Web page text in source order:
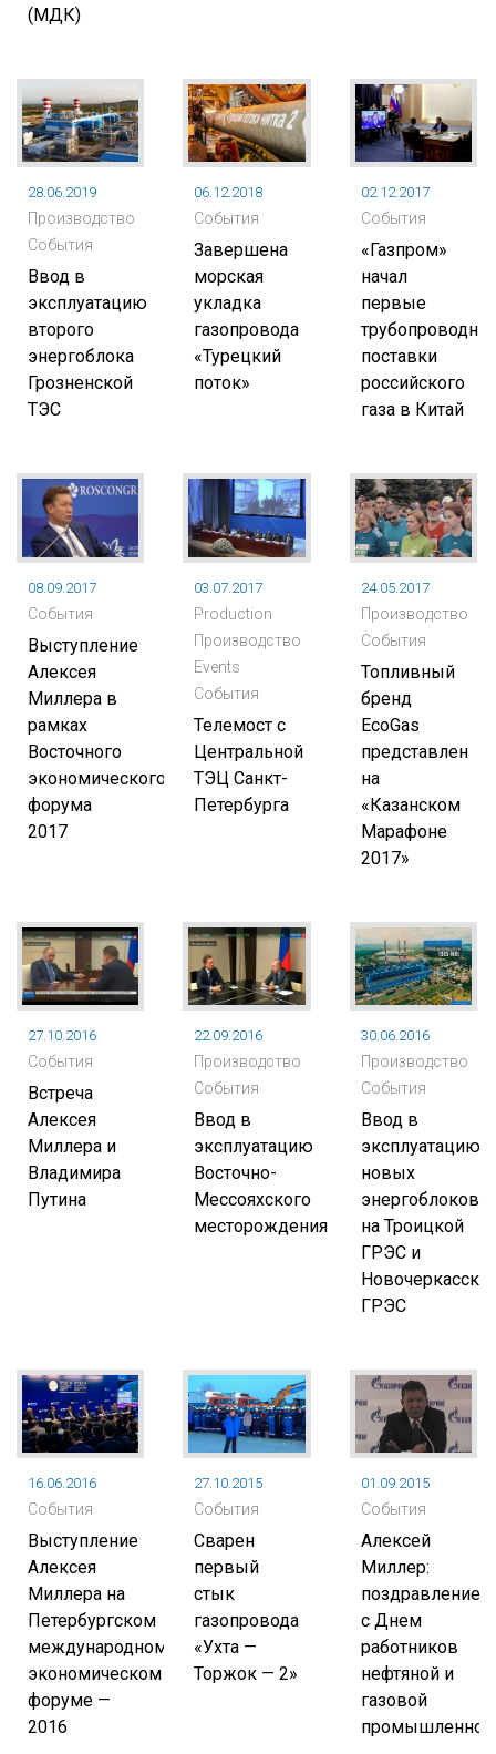
(МДК)
28.06.2019
Производство
События
Ввод в
эксплуатацию
второго
энергоблока
Грозненской
ТЭС
06.12.2018
События
Завершена
морская
укладка
газопровода
«Турецкий
поток»
02.12.2017
События
«Газпром»
начал
первые
поставки
российского
газа в Китай
08.09.2017
События
Выступление
Алексея
Миллера в
рамках
Восточного
экономического
форума
2017
03.07.2017
Production
Производство
Events
События
Телемост с
Центральной
ТЭЦ Санкт-
Петербурга
24.05.2017
Производство
События
Топливный
бренд
EcoGas
представлен
на
«Казанском
Марафоне
2017»
27.10.2016
События
Встреча
Алексея
Миллера и
Владимира
Путина
22.09.2016
Производство
События
Ввод в
эксплуатацию
Восточно-
Мессояхского
месторождения
30.06.2016
Производство
События
Ввод в
эксплуатацию
новых
энергоблоков
на Троицкой
ГРЭС и
ГРЭС
16.06.2016
События
Выступление
Алексея
Миллера на
Петербургском
международном
экономическом
форуме —
2016
27.10.2015
События
Сварен
первый
стык
газопровода
«Ухта —
Торжок — 2»
01.09.2015
События
Алексей
Миллер:
поздравление
с Днем
работников
нефтяной и
газовой